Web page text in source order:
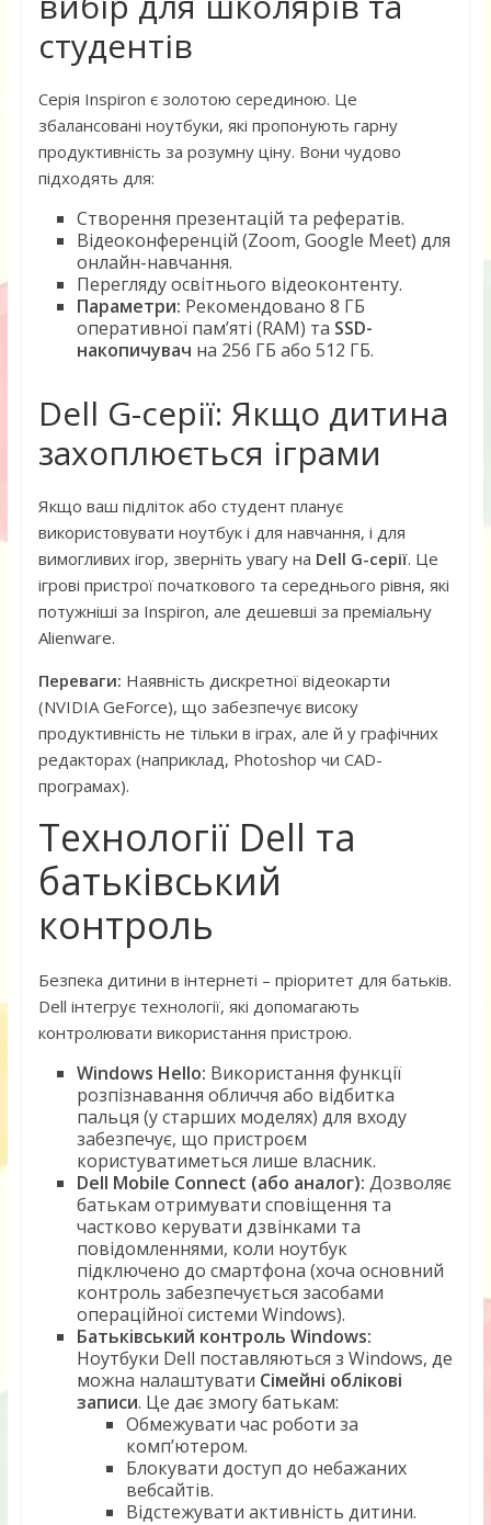
студентів
Серія Inspiron є золотою серединою. Це
збалансовані ноутбуки, які пропонують гарну
продуктивність за розумну ціну. Вони чудово
підходять для:
Створення презентацій та рефератів.
Відеоконференцій (Zoom, Google Meet) для
онлайн-навчання.
Перегляду освітнього відеоконтенту.
Параметри: Рекомендовано 8 ГБ
оперативної пам’яті (RAM) та SSD-
накопичувач на 256 ГБ або 512 ГБ.
Dell G-серії: Якщо дитина
захоплюється іграми
Якщо ваш підліток або студент планує
використовувати ноутбук і для навчання, і для
вимогливих ігор, зверніть увагу на Dell G-серії. Це
ігрові пристрої початкового та середнього рівня, які
потужніші за Inspiron, але дешевші за преміальну
Alienware.
Переваги: Наявність дискретної відеокарти
(NVIDIA GeForce), що забезпечує високу
продуктивність не тільки в іграх, але й у графічних
редакторах (наприклад, Photoshop чи CAD-
програмах).
Технології Dell та
батьківський
контроль
Безпека дитини в інтернеті – пріоритет для батьків.
Dell інтегрує технології, які допомагають
контролювати використання пристрою.
Windows Hello: Використання функції
розпізнавання обличчя або відбитка
пальця (у старших моделях) для входу
забезпечує, що пристроєм
користуватиметься лише власник.
Dell Mobile Connect (або аналог): Дозволяє
батькам отримувати сповіщення та
частково керувати дзвінками та
повідомленнями, коли ноутбук
підключено до смартфона (хоча основний
контроль забезпечується засобами
операційної системи Windows).
Батьківський контроль Windows:
Ноутбуки Dell поставляються з Windows, де
можна налаштувати Сімейні облікові
записи. Це дає змогу батькам:
Обмежувати час роботи за
комп’ютером.
Блокувати доступ до небажаних
вебсайтів.
Відстежувати активність дитини.